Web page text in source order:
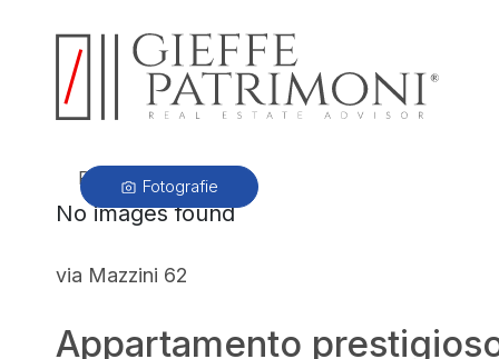
PRECEDENTE
No images found
Fotografie
via Mazzini 62
Appartamento